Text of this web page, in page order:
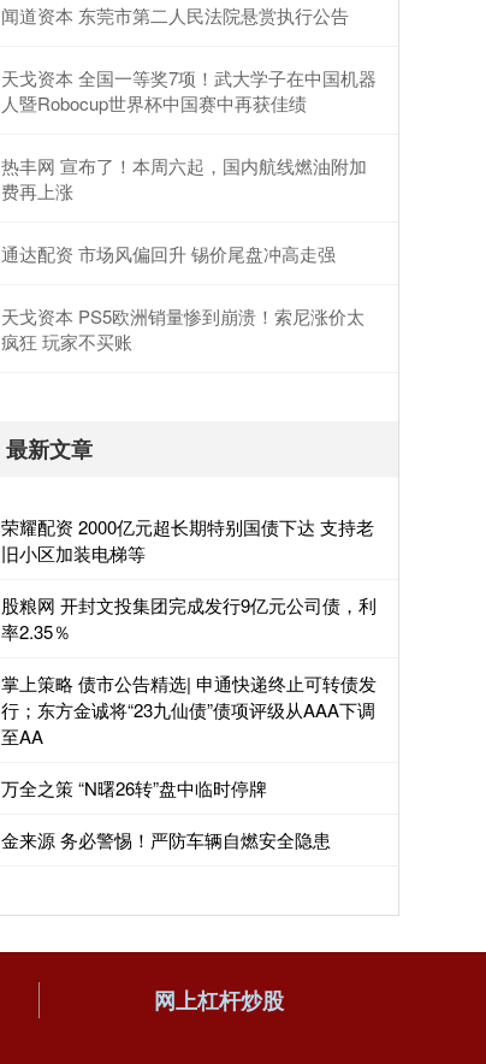
闻道资本 东莞市第二人民法院悬赏执行公告
天戈资本 全国一等奖7项！武大学子在中国机器
人暨Robocup世界杯中国赛中再获佳绩
热丰网 宣布了！本周六起，国内航线燃油附加
费再上涨
通达配资 市场风偏回升 锡价尾盘冲高走强
天戈资本 PS5欧洲销量惨到崩溃！索尼涨价太
疯狂 玩家不买账
最新文章
荣耀配资 2000亿元超长期特别国债下达 支持老
旧小区加装电梯等
股粮网 开封文投集团完成发行9亿元公司债，利
率2.35％
掌上策略 债市公告精选| 申通快递终止可转债发
行；东方金诚将“23九仙债”债项评级从AAA下调
至AA
万全之策 “N曙26转”盘中临时停牌
金来源 务必警惕！严防车辆自燃安全隐患
网上杠杆炒股